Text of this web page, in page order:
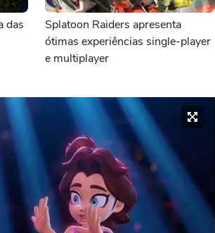
das
Splatoon Raiders apresenta
ótimas experiências single-player
e multiplayer